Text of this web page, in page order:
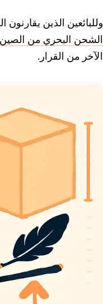
وللبائعين الذين يقارنون
الشحن البحري من الصين
الآخر من القرار.